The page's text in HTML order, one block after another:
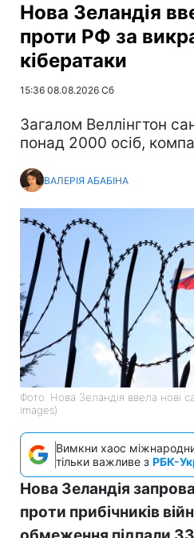
Нова Зеландія
проти РФ за
кібератаки
15:36 08.08.2026 Сб
Загалом Веллінгтон
понад 2000 осіб,
ВАЛЕРІЯ АБАБІНА
Фото: Нова Зеландія ввела нові
images)
Вимкни хаос
тільки важливе з РБК-
Нова Зеландія
проти прибічників